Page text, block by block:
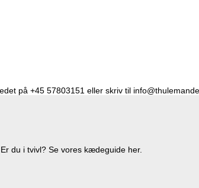
på +45 57803151 eller skriv til
du i tvivl? Se vores kædeguide her.